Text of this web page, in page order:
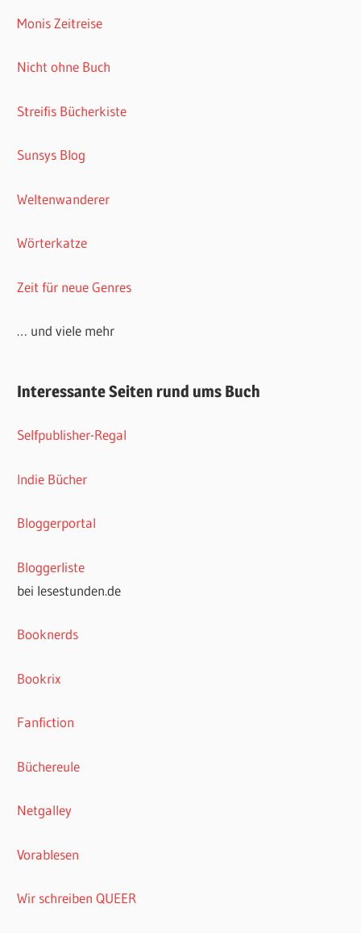
Monis Zeitreise
Nicht ohne Buch
Streifis Bücherkiste
Sunsys Blog
Weltenwanderer
Wörterkatze
Zeit für neue Genres
… und viele mehr
Interessante Seiten rund ums Buch
Selfpublisher-Regal
Indie Bücher
Bloggerportal
Bloggerliste
bei lesestunden.de
Booknerds
Bookrix
Fanfiction
Büchereule
Netgalley
Vorablesen
Wir schreiben QUEER